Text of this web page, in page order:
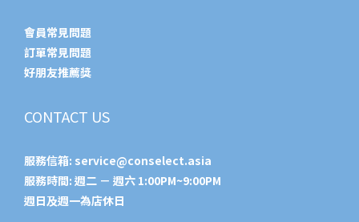
會員常見問題
訂單常見問題
好朋友推薦獎
CONTACT US
服務信箱: service@conselect.asia
服務時間: 週二 － 週六 1:00PM~9:00PM
週日及週一為店休日